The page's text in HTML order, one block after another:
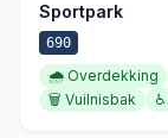
Sportpark
690
🌧️ Overdekking
🗑️ Vuilnisbak ♿